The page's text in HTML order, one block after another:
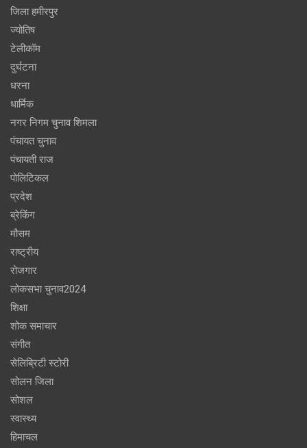
जिला हमीरपुर
ज्योतिष
टेलीकॉम
दुर्घटना
धरना
धार्मिक
नगर निगम चुनाव शिमला
पंचायत चुनाव
पंचायती राज
पोलिटिकल
प्रदेश
ब्रेकिंग
मौसम
राष्ट्रीय
रोजगार
लोकसभा चुनाव2024
शिक्षा
शोक समाचार
संगीत
सेलिब्रिटी स्टोरी
सोलन जिला
सोशल
स्वास्थ्य
हिमाचल